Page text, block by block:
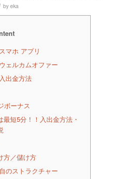
by eka
マホ アプリ
ェルカムオファー
出金方法
ボーナス
短5分！！入出金方法・
方／儲け方
のストラクチャー